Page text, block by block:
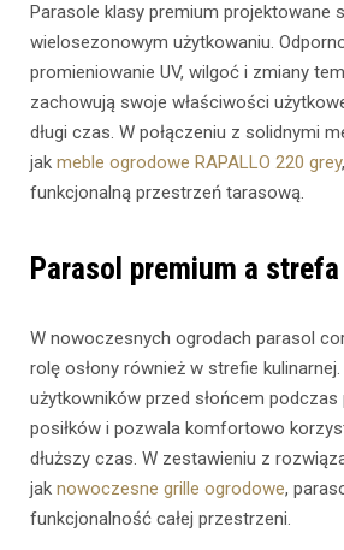
Parasole klasy premium projektowane
wielosezonowym użytkowaniu.
promieniowanie UV, wilgoć i zmiany
zachowują swoje właściwości
długi czas. W połączeniu z solidnymi
jak meble ogrodowe RAPALLO 220 grey
funkcjonalną przestrzeń tarasową.
Parasol premium a
W nowoczesnych ogrodach parasol
rolę osłony również w strefie
użytkowników przed słońcem
posiłków i pozwala komfortowo
dłuższy czas. W zestawieniu z
jak nowoczesne grille ogrodowe,
funkcjonalność całej przestrzeni.